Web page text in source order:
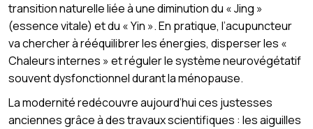
transition naturelle liée à une diminution du « Jing »
(essence vitale) et du « Yin ». En pratique, l’acupuncteur
va chercher à rééquilibrer les énergies, disperser les «
Chaleurs internes » et réguler le système neurovégétatif
souvent dysfonctionnel durant la ménopause.
La modernité redécouvre aujourd’hui ces justesses
anciennes grâce à des travaux scientifiques : les aiguilles